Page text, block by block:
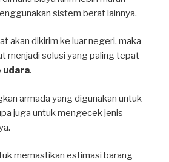
sistem berat lainnya.
akan dikirim ke luar negeri, maka
menjadi solusi yang paling tepat
udara.
armada yang digunakan untuk
juga untuk mengecek jenis
memastikan estimasi barang